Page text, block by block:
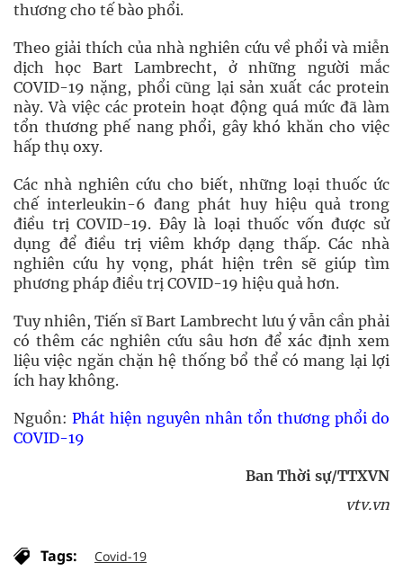
thương cho tế bào phổi.
Theo giải thích của nhà nghiên cứu về phổi và miễn
dịch học Bart Lambrecht, ở những người mắc
COVID-19 nặng, phổi cũng lại sản xuất các protein
này. Và việc các protein hoạt động quá mức đã làm
tổn thương phế nang phổi, gây khó khăn cho việc
hấp thụ oxy.
Các nhà nghiên cứu cho biết, những loại thuốc ức
chế interleukin-6 đang phát huy hiệu quả trong
điều trị COVID-19. Đây là loại thuốc vốn được sử
dụng để điều trị viêm khớp dạng thấp. Các nhà
nghiên cứu hy vọng, phát hiện trên sẽ giúp tìm
phương pháp điều trị COVID-19 hiệu quả hơn.
Tuy nhiên, Tiến sĩ Bart Lambrecht lưu ý vẫn cần phải
có thêm các nghiên cứu sâu hơn để xác định xem
liệu việc ngăn chặn hệ thống bổ thể có mang lại lợi
ích hay không.
Nguồn: Phát hiện nguyên nhân tổn thương phổi do
COVID-19
Ban Thời sự/TTXVN
vtv.vn
Tags:
Covid-19